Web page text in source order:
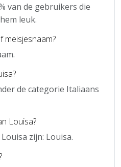
van de gebruikers die
leuk.
meisjesnaam?
de categorie Italiaans
Louisa?
zijn: Louisa.